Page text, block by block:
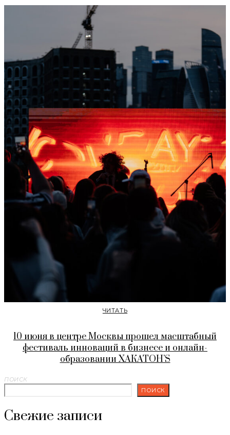
ЧИТАТЬ
10 июня в центре Москвы прошел масштабный
фестиваль инноваций в бизнесе и онлайн-
образовании ХАКАТОН’S
ПОИСК
ПОИСК
Свежие записи